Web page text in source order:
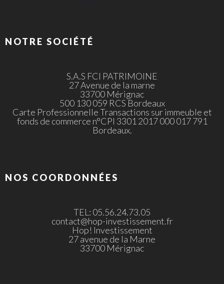
NOTRE SOCIÉTÉ
S.A.S FCI PATRIMOINE
27 Avenue de la marne
33700 Mérignac
500 130 059 RCS Bordeaux
Carte Professionnelle Transactions sur immeuble et
fonds de commerce n°CPI 3301 2017 000 017 791
Bordeaux.
NOS COORDONNÉES
TEL: 05.56.24.73.05
contact@hop-investissement.fr
Hop! Investissement
27 avenue de la Marne
33700 Mérignac